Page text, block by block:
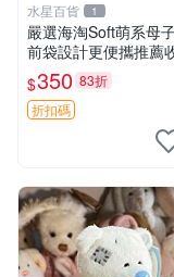
水星百貨 1
嚴選海淘Soft萌系母
前袋設計更便攜推薦
子熊 軟綿綿 包包
$350 83折
折扣碼